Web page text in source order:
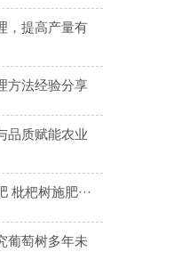
，提高产量有
方法经验分享
品质赋能农业
枇杷树施肥···
葡萄树多年未